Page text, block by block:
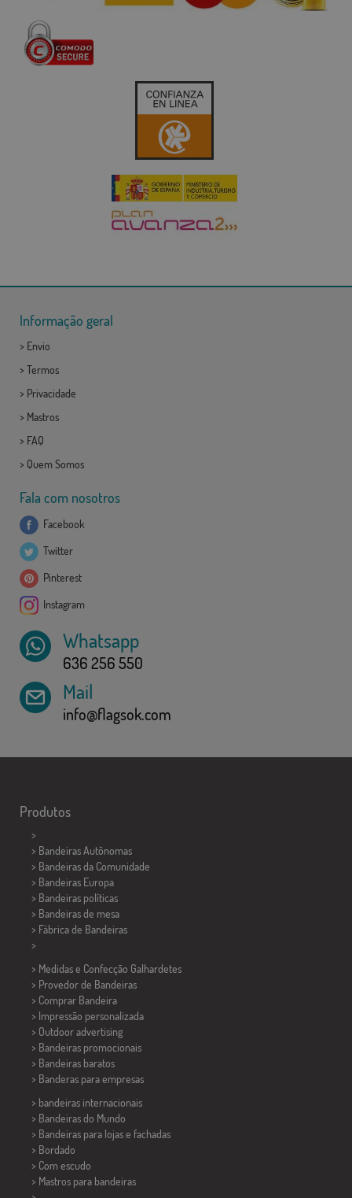
Informação geral
> Envio
> Termos
> Privacidade
> Mastros
> FAQ
> Quem Somos
Fala com nosotros
Facebook
Twitter
Pinterest
Instagram
Whatsapp
636 256 550
Mail
info@flagsok.com
Produtos
>
> Bandeiras Autônomas
> Bandeiras da Comunidade
> Bandeiras Europa
> Bandeiras políticas
> Bandeiras de mesa
> Fábrica de Bandeiras
>
> Medidas e Confecção Galhardetes
> Provedor de Bandeiras
> Comprar Bandeira
> Impressão personalizada
> Outdoor advertising
> Bandeiras promocionais
> Bandeiras baratos
> Banderas para empresas
> bandeiras internacionais
> Bandeiras do Mundo
> Bandeiras para lojas e fachadas
> Bordado
> Com escudo
> Mastros para bandeiras